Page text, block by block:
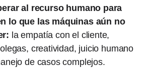
al recurso humano para
lo que las máquinas aún no
la empatía con el cliente,
creatividad, juicio humano
de casos complejos.